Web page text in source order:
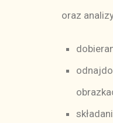
oraz